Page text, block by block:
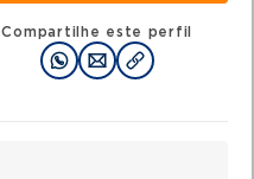
Compartilhe este perfil